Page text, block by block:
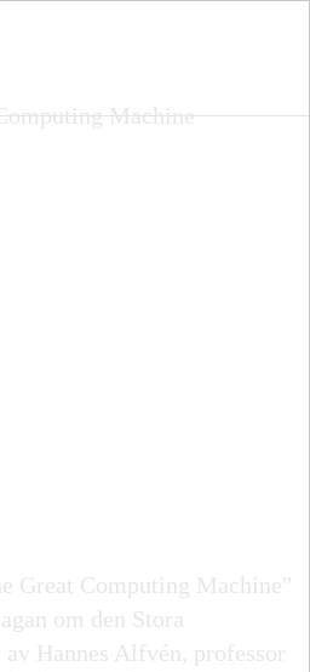
Machine
Great Computing Machine"
om den Stora
Hannes Alfvén, professor